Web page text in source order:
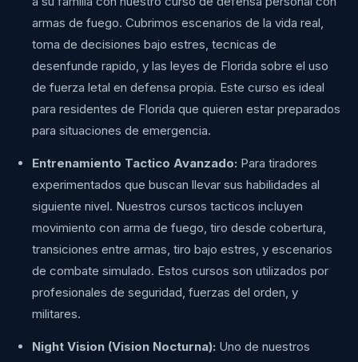
armas de fuego. Cubrimos escenarios de la vida real,
toma de decisiones bajo estres, tecnicas de
desenfunde rapido, y las leyes de Florida sobre el uso
de fuerza letal en defensa propia. Este curso es ideal
para residentes de Florida que quieren estar preparados
para situaciones de emergencia.
Entrenamiento Tactico Avanzado: Para tiradores
experimentados que buscan llevar sus habilidades al
siguiente nivel. Nuestros cursos tacticos incluyen
movimiento con arma de fuego, tiro desde cobertura,
transiciones entre armas, tiro bajo estres, y escenarios
de combate simulado. Estos cursos son utilizados por
profesionales de seguridad, fuerzas del orden, y
militares.
Night Vision (Vision Nocturna): Uno de nuestros